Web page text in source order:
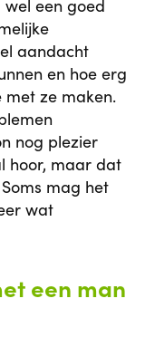
een goed
aandacht
en hoe erg
met ze maken.
nog plezier
hoor, maar dat
mag het
wat
een man